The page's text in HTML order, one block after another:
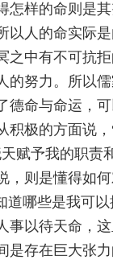
怎样的命则是
以人的命实际
之中有不可抗
的努力。所以
德命与命运，
积极的方面说，
赋予我的职责
，则是懂得如
道哪些是我可
事以待天命，
是存在巨大张